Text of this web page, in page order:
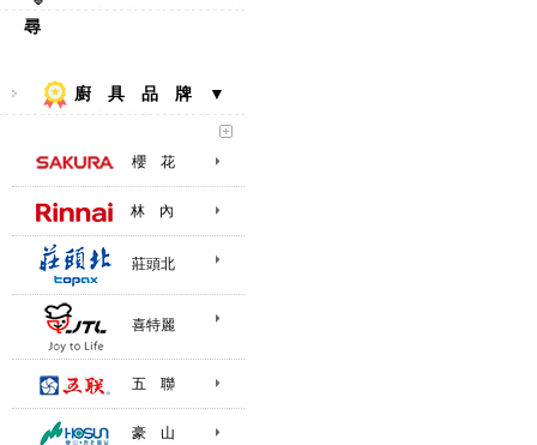
尋
廚 具 品 牌 ▼
櫻 花
林 內
莊頭北
喜特麗
五 聯
豪 山